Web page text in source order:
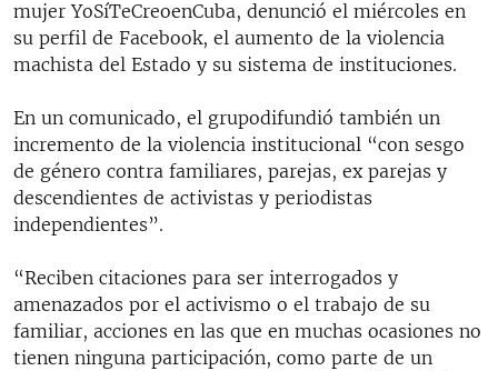
LOS SANTOS DE HIALEAH
DESINFORMACIÓN RUSA EN AMÉRICA LATINA
mujer YoSíTeCreoenCuba, denunció el miércoles en
su perfil de Facebook, el aumento de la violencia
machista del Estado y su sistema de instituciones.
En un comunicado, el grupodifundió también un
incremento de la violencia institucional “con sesgo
de género contra familiares, parejas, ex parejas y
descendientes de activistas y periodistas
independientes”.
“Reciben citaciones para ser interrogados y
amenazados por el activismo o el trabajo de su
familiar, acciones en las que en muchas ocasiones no
tienen ninguna participación, como parte de un